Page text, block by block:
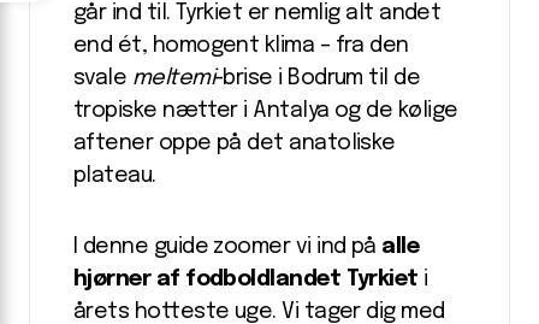
går ind til. Tyrkiet er nemlig alt andet
end ét, homogent klima – fra den
svale meltemi-brise i Bodrum til de
tropiske nætter i Antalya og de kølige
aftener oppe på det anatoliske
plateau.
I denne guide zoomer vi ind på alle
hjørner af fodboldlandet Tyrkiet i
årets hotteste uge. Vi tager dig med